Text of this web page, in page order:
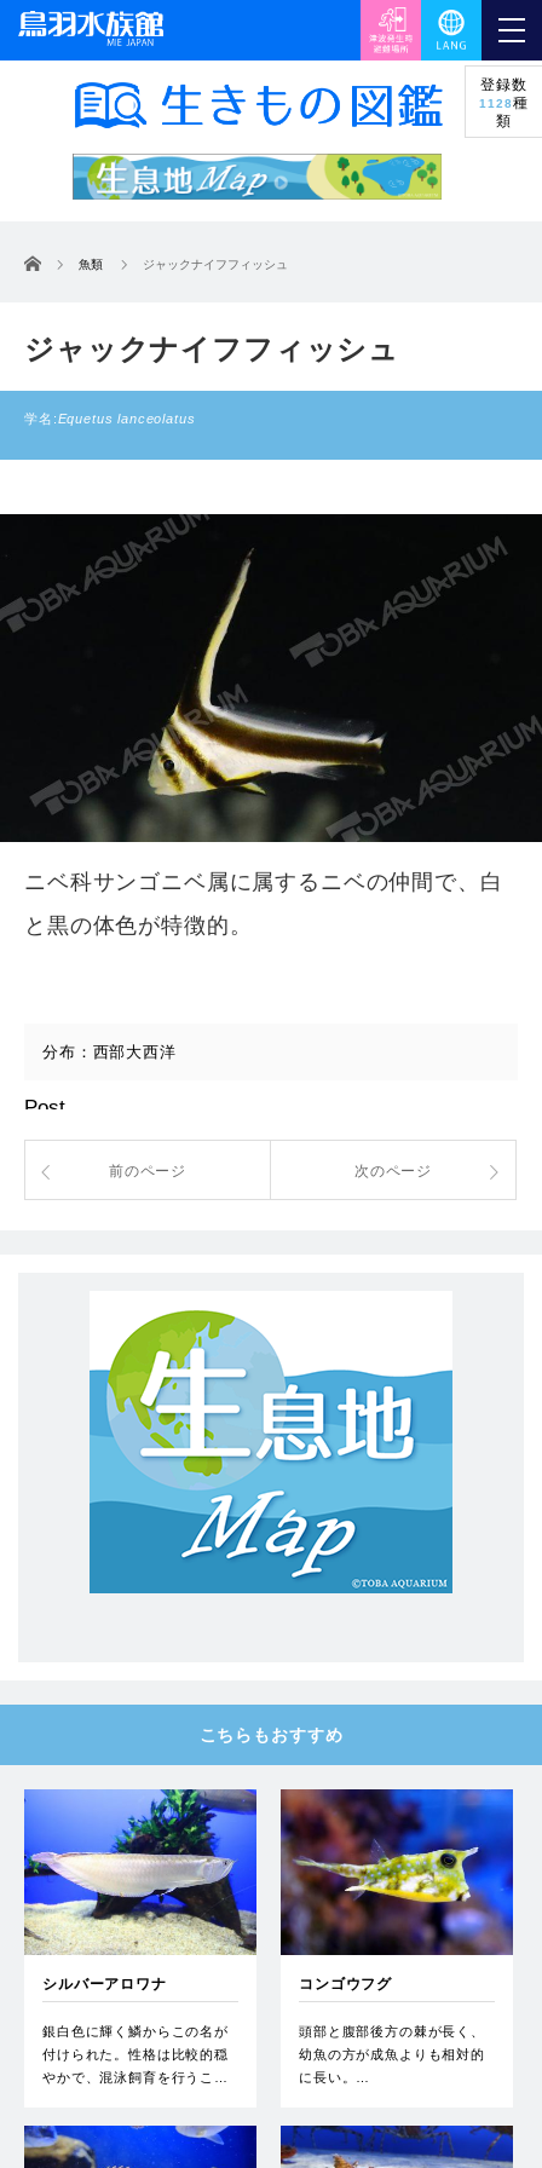
登録数
1128種
類
ホーム 魚類 ジャックナイフフィッシュ
ジャックナイフフィッシュ
学名:Equetus lanceolatus
ニベ科サンゴニベ属に属するニベの仲間で、白
と黒の体色が特徴的。
分布：西部大西洋
Post
前のページ 次のページ
こちらもおすすめ
シルバーアロワナ
銀白色に輝く鱗からこの名が
付けられた。性格は比較的穏
やかで、混泳飼育を行うこ…
コンゴウフグ
頭部と腹部後方の棘が長く、
幼魚の方が成魚よりも相対的
に長い。…